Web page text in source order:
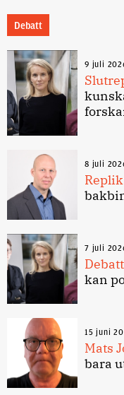
Debatt
9 juli
8 juli
7 juli
kan
15 juni
Mats
bara